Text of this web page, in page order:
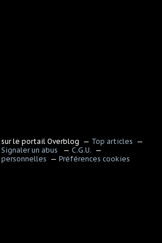
sur le portail Overblog
Top articles
Signaler un abus
C.G.U.
Préférences cookies